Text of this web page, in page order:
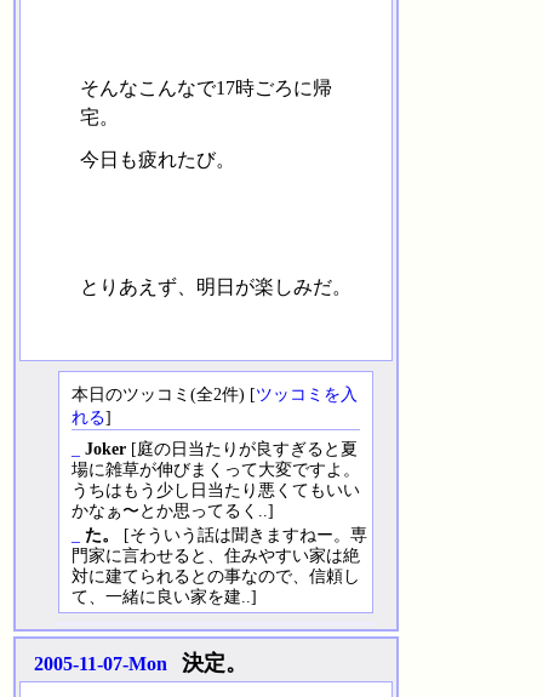
そんなこんなで17時ごろに帰
宅。
今日も疲れたび。
とりあえず、明日が楽しみだ。
本日のツッコミ(全2件) [ツッコミを入
れる]
Joker[庭の日当たりが良すぎると夏
場に雑草が伸びまくって大変ですよ。
うちはもう少し日当たり悪くてもいい
かなぁ〜とか思ってるく..]
た。
[そういう話は聞きますねー。専
門家に言わせると、住みやすい家は絶
対に建てられるとの事なので、信頼し
て、一緒に良い家を建..]
2005-11-07-Mon 決定。